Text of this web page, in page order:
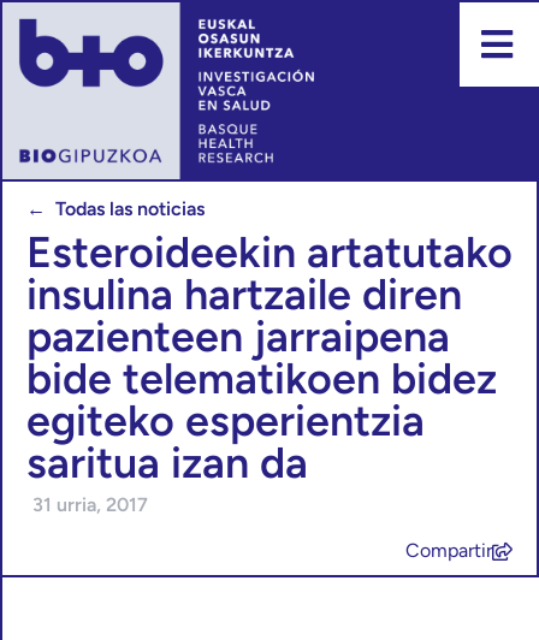
← Todas las noticias
Esteroideekin artatutako
insulina hartzaile diren
pazienteen jarraipena
bide telematikoen bidez
egiteko esperientzia
saritua izan da
31 urria, 2017
Compartir